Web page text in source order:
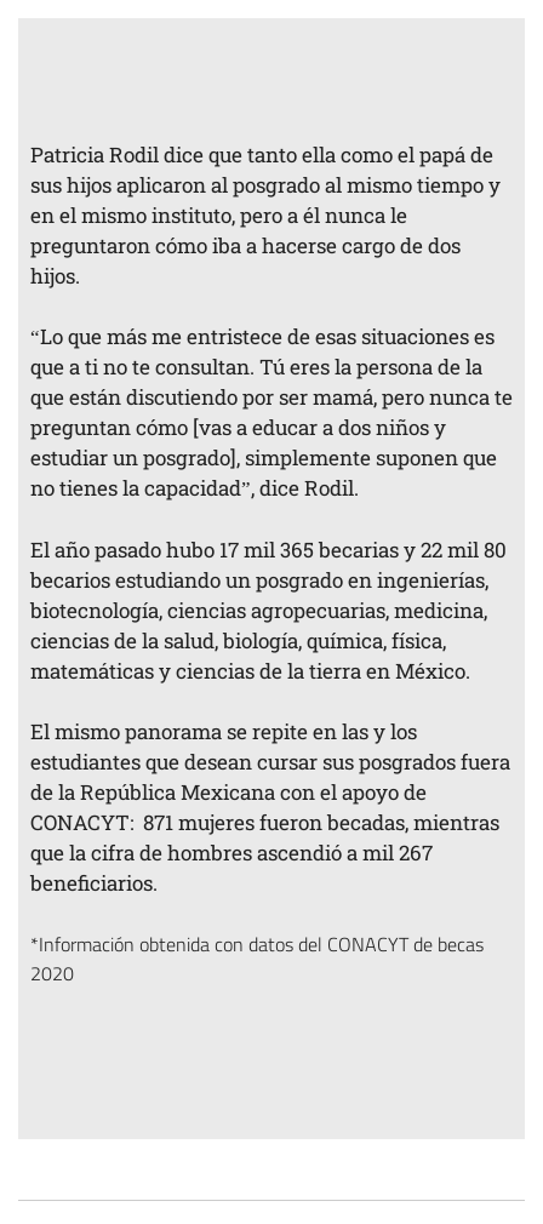
Patricia Rodil dice que tanto ella como el papá de
sus hijos aplicaron al posgrado al mismo tiempo y
en el mismo instituto, pero a él nunca le
preguntaron cómo iba a hacerse cargo de dos
hijos.
“Lo que más me entristece de esas situaciones es
que a ti no te consultan. Tú eres la persona de la
que están discutiendo por ser mamá, pero nunca te
preguntan cómo [vas a educar a dos niños y
estudiar un posgrado], simplemente suponen que
no tienes la capacidad”, dice Rodil.
El año pasado hubo 17 mil 365 becarias y 22 mil 80
becarios estudiando un posgrado en ingenierías,
biotecnología, ciencias agropecuarias, medicina,
ciencias de la salud, biología, química, física,
matemáticas y ciencias de la tierra en México.
El mismo panorama se repite en las y los
estudiantes que desean cursar sus posgrados fuera
de la República Mexicana con el apoyo de
CONACYT: 871 mujeres fueron becadas, mientras
que la cifra de hombres ascendió a mil 267
beneficiarios.
*Información obtenida con datos del CONACYT de becas
2020